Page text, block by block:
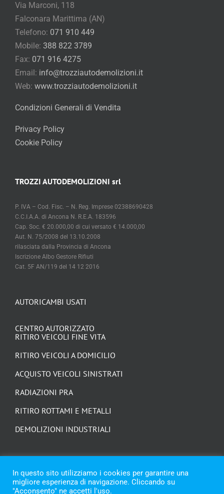
AUTORICAMBI USATI
CENTRO AUTORIZZATO
RITIRO VEICOLI FINE VITA
RITIRO VEICOLI A DOMICILIO
ACQUISTO VEICOLI SINISTRATI
RADIAZIONI PRA
RITIRO ROTTAMI E METALLI
DEMOLIZIONI INDUSTRIALI
Via Marconi, 118
Falconara Marittima (AN)
Telefono: 071 910 449
Mobile: 388 822 3789
Fax: 071 916 4275
Email: info@trozziautodemolizioni.it
Web: www.trozziautodemolizioni.it
Condizioni Generali di Vendita
Privacy Policy
Cookie Policy
TROZZI AUTODEMOLIZIONI srl
P. IVA – Cod. Fisc. – N. Reg. Imprese 02388690428
C.C.I.A.A. di Ancona N. R.E.A. 183596
Cap. Soc. € 20.000,00 di cui versato € 14.000,00
Aut. N. 75/2008 del 13.10.2008
rilasciata dalla Provincia di Ancona
Iscrizione Albo Gestore Rifiuti
Cat. 5F AN/119 del 14 12 2016
In questo sito utilizziamo i cookies per garantire una
migliore esperienza di navigazione. Cliccando su
"Acconsento" ne accetti l'uso.